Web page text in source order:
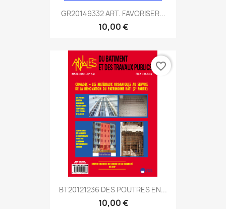
GR20149332 ART. FAVORISER...
10,00 €
BT20121236 DES POUTRES EN...
10,00 €
favorite_border